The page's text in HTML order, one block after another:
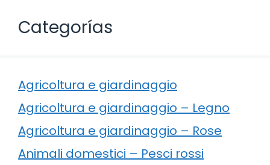
Categorías
Agricoltura e giardinaggio
Agricoltura e giardinaggio – Legno
Agricoltura e giardinaggio – Rose
Animali domestici – Pesci rossi